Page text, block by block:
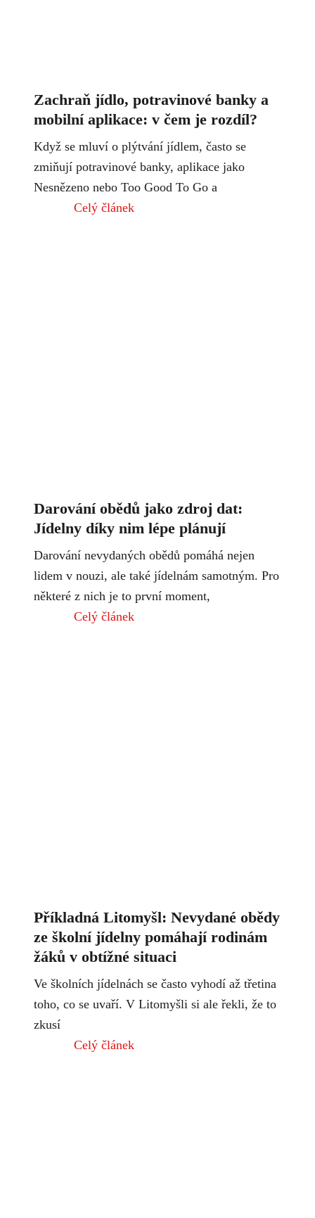
Zachraň jídlo, potravinové banky a
mobilní aplikace: v čem je rozdíl?
Když se mluví o plýtvání jídlem, často se
zmiňují potravinové banky, aplikace jako
Nesnězeno nebo Too Good To Go a
Celý článek
Darování obědů jako zdroj dat:
Jídelny díky nim lépe plánují
Darování nevydaných obědů pomáhá nejen
lidem v nouzi, ale také jídelnám samotným. Pro
některé z nich je to první moment,
Celý článek
Příkladná Litomyšl: Nevydané obědy
ze školní jídelny pomáhají rodinám
žáků v obtížné situaci
Ve školních jídelnách se často vyhodí až třetina
toho, co se uvaří. V Litomyšli si ale řekli, že to
zkusí
Celý článek